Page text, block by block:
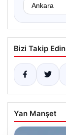
Bizi Takip Edin
Yan Manşet